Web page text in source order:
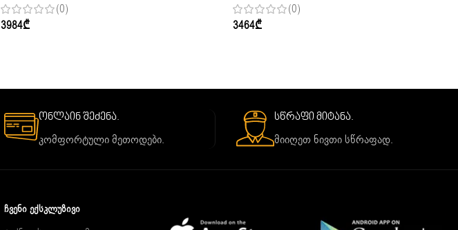
Jaeger Gray(0)
3984₾
Jaeger Gray(0)
3464₾
ონლაინ შეძენა.
კომფორტული მეთოდები.
სწრაფი მიტანა.
მიიღეთ ნივთი სწრაფად.
ᲩᲕᲔᲜᲘ ᲔᲥᲡᲙᲚᲣᲖᲘᲕᲘ